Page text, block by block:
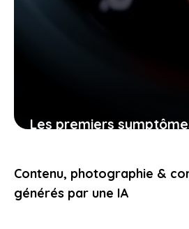
Les premiers
comment protéger
efficacement
Contenu, photographie &
générés par une IA